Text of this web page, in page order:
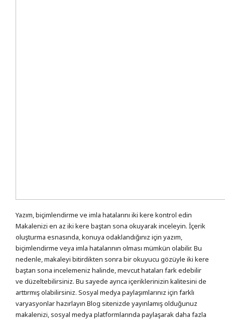
Yazım, biçimlendirme ve imla hatalarını iki kere kontrol edin
Makalenizi en az iki kere baştan sona okuyarak inceleyin. İçerik
oluşturma esnasında, konuya odaklandığınız için yazım,
biçimlendirme veya imla hatalarının olması mümkün olabilir. Bu
nedenle, makaleyi bitirdikten sonra bir okuyucu gözüyle iki kere
baştan sona incelemeniz halinde, mevcut hataları fark edebilir
ve düzeltebilirsiniz. Bu sayede ayrıca içeriklerinizin kalitesini de
arttırmış olabilirsiniz. Sosyal medya paylaşımlarınız için farklı
varyasyonlar hazırlayın Blog sitenizde yayınlamış olduğunuz
makalenizi, sosyal medya platformlarında paylaşarak daha fazla